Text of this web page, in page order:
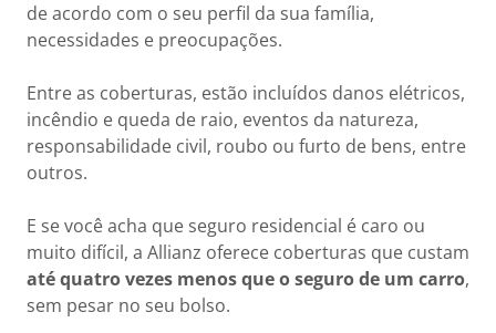
de acordo com o seu perfil da sua família,
necessidades e preocupações.
Entre as coberturas, estão incluídos danos elétricos,
incêndio e queda de raio, eventos da natureza,
responsabilidade civil, roubo ou furto de bens, entre
outros.
E se você acha que seguro residencial é caro ou
muito difícil, a Allianz oferece coberturas que custam
até quatro vezes menos que o seguro de um carro,
sem pesar no seu bolso.